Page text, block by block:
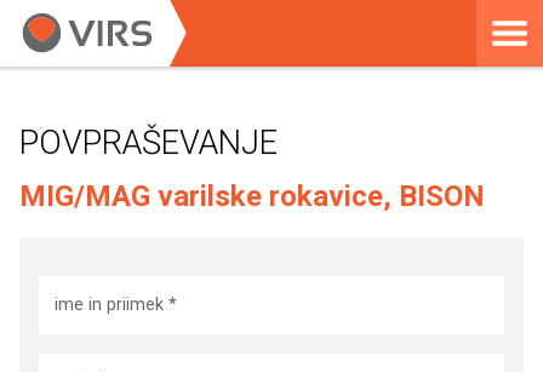
POVPRAŠEVANJE
MIG/MAG varilske rokavice, BISON